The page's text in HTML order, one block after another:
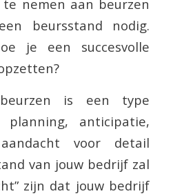
nemen aan beurzen
beursstand nodig.
je een succesvolle
is een type
anticipatie,
voor detail
van jouw bedrijf zal
zijn dat jouw bedrijf